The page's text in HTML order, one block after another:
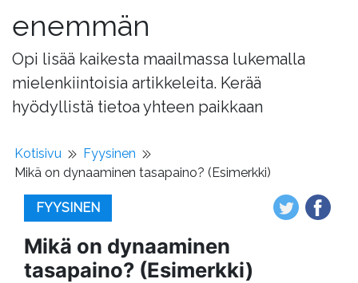
enemmän
Opi lisää kaikesta maailmassa lukemalla
mielenkiintoisia artikkeleita. Kerää
hyödyllistä tietoa yhteen paikkaan
Kotisivu
Fyysinen
Mikä on dynaaminen tasapaino? (Esimerkki)
FYYSINEN
Mikä on dynaaminen
tasapaino? (Esimerkki)